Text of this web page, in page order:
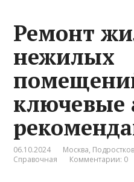
Ремонт
нежилых
ключевые
06.10.2024 Москва,
Справочная
Комментарии: 0